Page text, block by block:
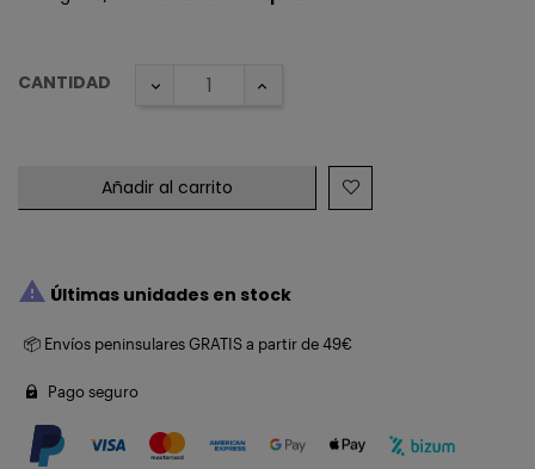
CANTIDAD
Añadir al carrito
 Últimas unidades en stock
📦 Envíos peninsulares GRATIS a partir de 49€
Pago seguro